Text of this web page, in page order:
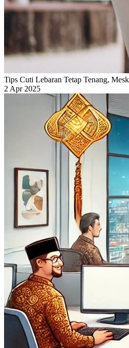
Tips Cuti Lebaran Tetap Tenang,
2 Apr 2025